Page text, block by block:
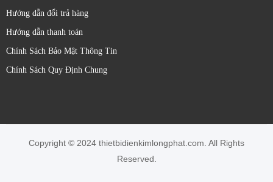
Hướng dẫn đổi trả hàng
Hướng dẫn thanh toán
Chính Sách Bảo Mật Thông Tin
Chính Sách Quy Định Chung
Copyright © 2024 thietbidienkimlongphat.com. All Rights
Reserved.